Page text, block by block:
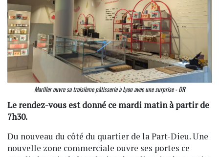
Mariller ouvre sa troisième pâtisserie à Lyon avec une surprise - DR
Le rendez-vous est donné ce mardi matin à partir de
7h30.
Du nouveau du côté du quartier de la Part-Dieu. Une
nouvelle zone commerciale ouvre ses portes ce